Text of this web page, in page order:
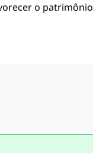
o patrimônio